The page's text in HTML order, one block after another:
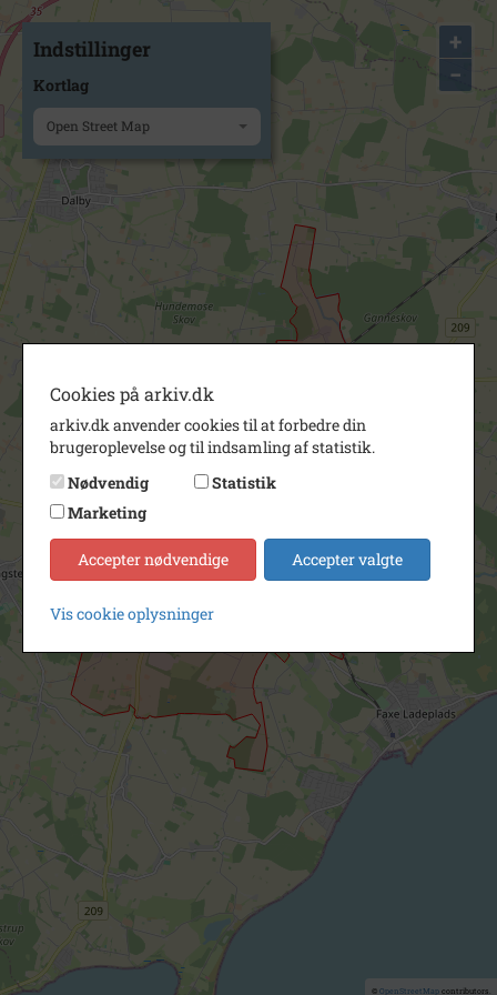
+
−
© OpenStreetMapcontributors.
Indstillinger
Kortlag
Open Street Map
Cookies på arkiv.dk
arkiv.dk anvender cookies til at forbedre din
brugeroplevelse og til indsamling af statistik.
Nødvendig
Statistik
Marketing
Accepter nødvendige Accepter valgte
Vis cookie oplysninger